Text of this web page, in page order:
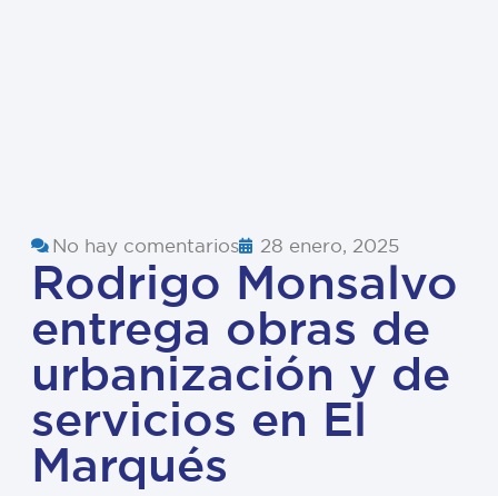
No hay comentarios 28 enero, 2025
Rodrigo Monsalvo
entrega obras de
urbanización y de
servicios en El
Marqués